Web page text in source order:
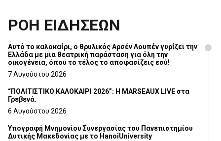
ΡΟΗ ΕΙΔΗΣΕΩΝ
Αυτό το καλοκαίρι, ο θρυλικός Αρσέν Λουπέν γυρίζει την
Ελλάδα με μια θεατρική παράσταση για όλη την
οικογένεια, όπου το τέλος το αποφασίζεις εσύ!
7 Αυγούστου 2026
“ΠΟΛΙΤΙΣΤΙΚΟ ΚΑΛΟΚΑΙΡΙ 2026”: Η MARSEAUX LIVE στα
Γρεβενά.
6 Αυγούστου 2026
Υπογραφή Μνημονίου Συνεργασίας του Πανεπιστημίου
Δυτικής Μακεδονίας με το HanoiUniversity